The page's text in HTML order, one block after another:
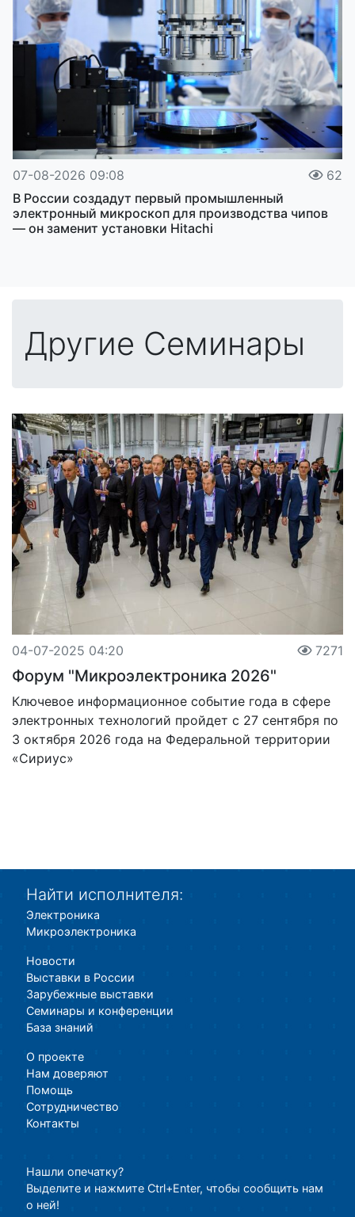
07-08-2026 09:08
62
В России создадут первый промышленный
электронный микроскоп для производства чипов
— он заменит установки Hitachi
Другие Семинары
04-07-2025 04:20 7271
Форум "Микроэлектроника 2026"
Ключевое информационное событие года в сфере
электронных технологий пройдет с 27 сентября по
3 октября 2026 года на Федеральной территории
«Сириус»
Найти исполнителя:
Электроника
Микроэлектроника
Новости
Выставки в России
Зарубежные выставки
Семинары и конференции
База знаний
О проекте
Нам доверяют
Помощь
Сотрудничество
Контакты
Нашли опечатку?
Выделите и нажмите Ctrl+Enter, чтобы сообщить нам
о ней!